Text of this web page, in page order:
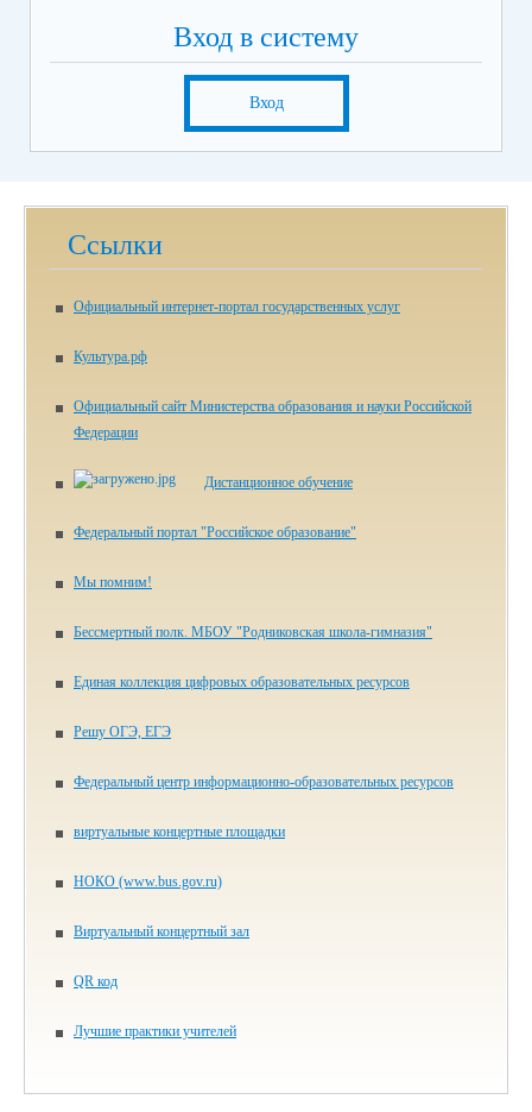
Вход в систему
Вход
Ссылки
Официальный интернет-портал государственных услуг
Культура.рф
Официальный сайт Министерства образования и науки Российской
Федерации
Дистанционное обучение
Федеральный портал "Российское образование"
Мы помним!
Бессмертный полк. МБОУ "Родниковская школа-гимназия"
Единая коллекция цифровых образовательных ресурсов
Решу ОГЭ, ЕГЭ
Федеральный центр информационно-образовательных ресурсов
виртуальные концертные площадки
НОКО (www.bus.gov.ru)
Виртуальный концертный зал
QR код
Лучшие практики учителей